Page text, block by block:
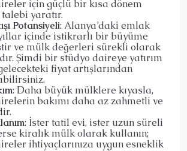
için güçlü bir kısa dönem
yaratır.
Potansiyeli: Alanya’daki emlak
içinde istikrarlı bir büyüme
ve mülk değerleri sürekli olarak
Şimdi bir stüdyo daireye yatırım
fiyat artışlarından
: Daha büyük mülklere kıyasla,
bakımı daha az zahmetli ve
: İster tatil evi, ister uzun süreli
kiralık mülk olarak kullanın;
ihtiyaçlarınıza uygun esneklik